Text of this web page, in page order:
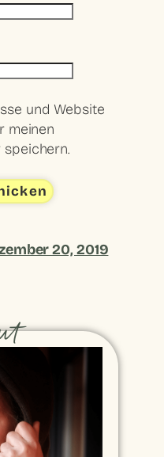
und Website
meinen
20, 2019